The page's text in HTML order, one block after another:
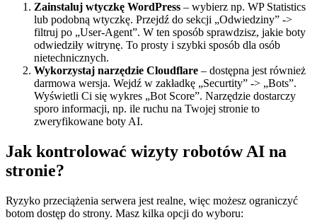
Zainstaluj wtyczkę WordPress – wybierz np. WP Statistics
lub podobną wtyczkę. Przejdź do sekcji „Odwiedziny” ->
filtruj po „User-Agent”. W ten sposób sprawdzisz, jakie boty
odwiedziły witrynę. To prosty i szybki sposób dla osób
nietechnicznych.
Wykorzystaj narzędzie Cloudflare – dostępna jest również
darmowa wersja. Wejdź w zakładkę „Securtity” -> „Bots”.
Wyświetli Ci się wykres „Bot Score”. Narzędzie dostarczy
sporo informacji, np. ile ruchu na Twojej stronie to
zweryfikowane boty AI.
Jak kontrolować wizyty robotów AI na
stronie?
Ryzyko przeciążenia serwera jest realne, więc możesz ograniczyć
botom dostęp do strony. Masz kilka opcji do wyboru: